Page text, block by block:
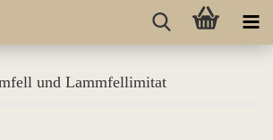
und Lammfellimitat